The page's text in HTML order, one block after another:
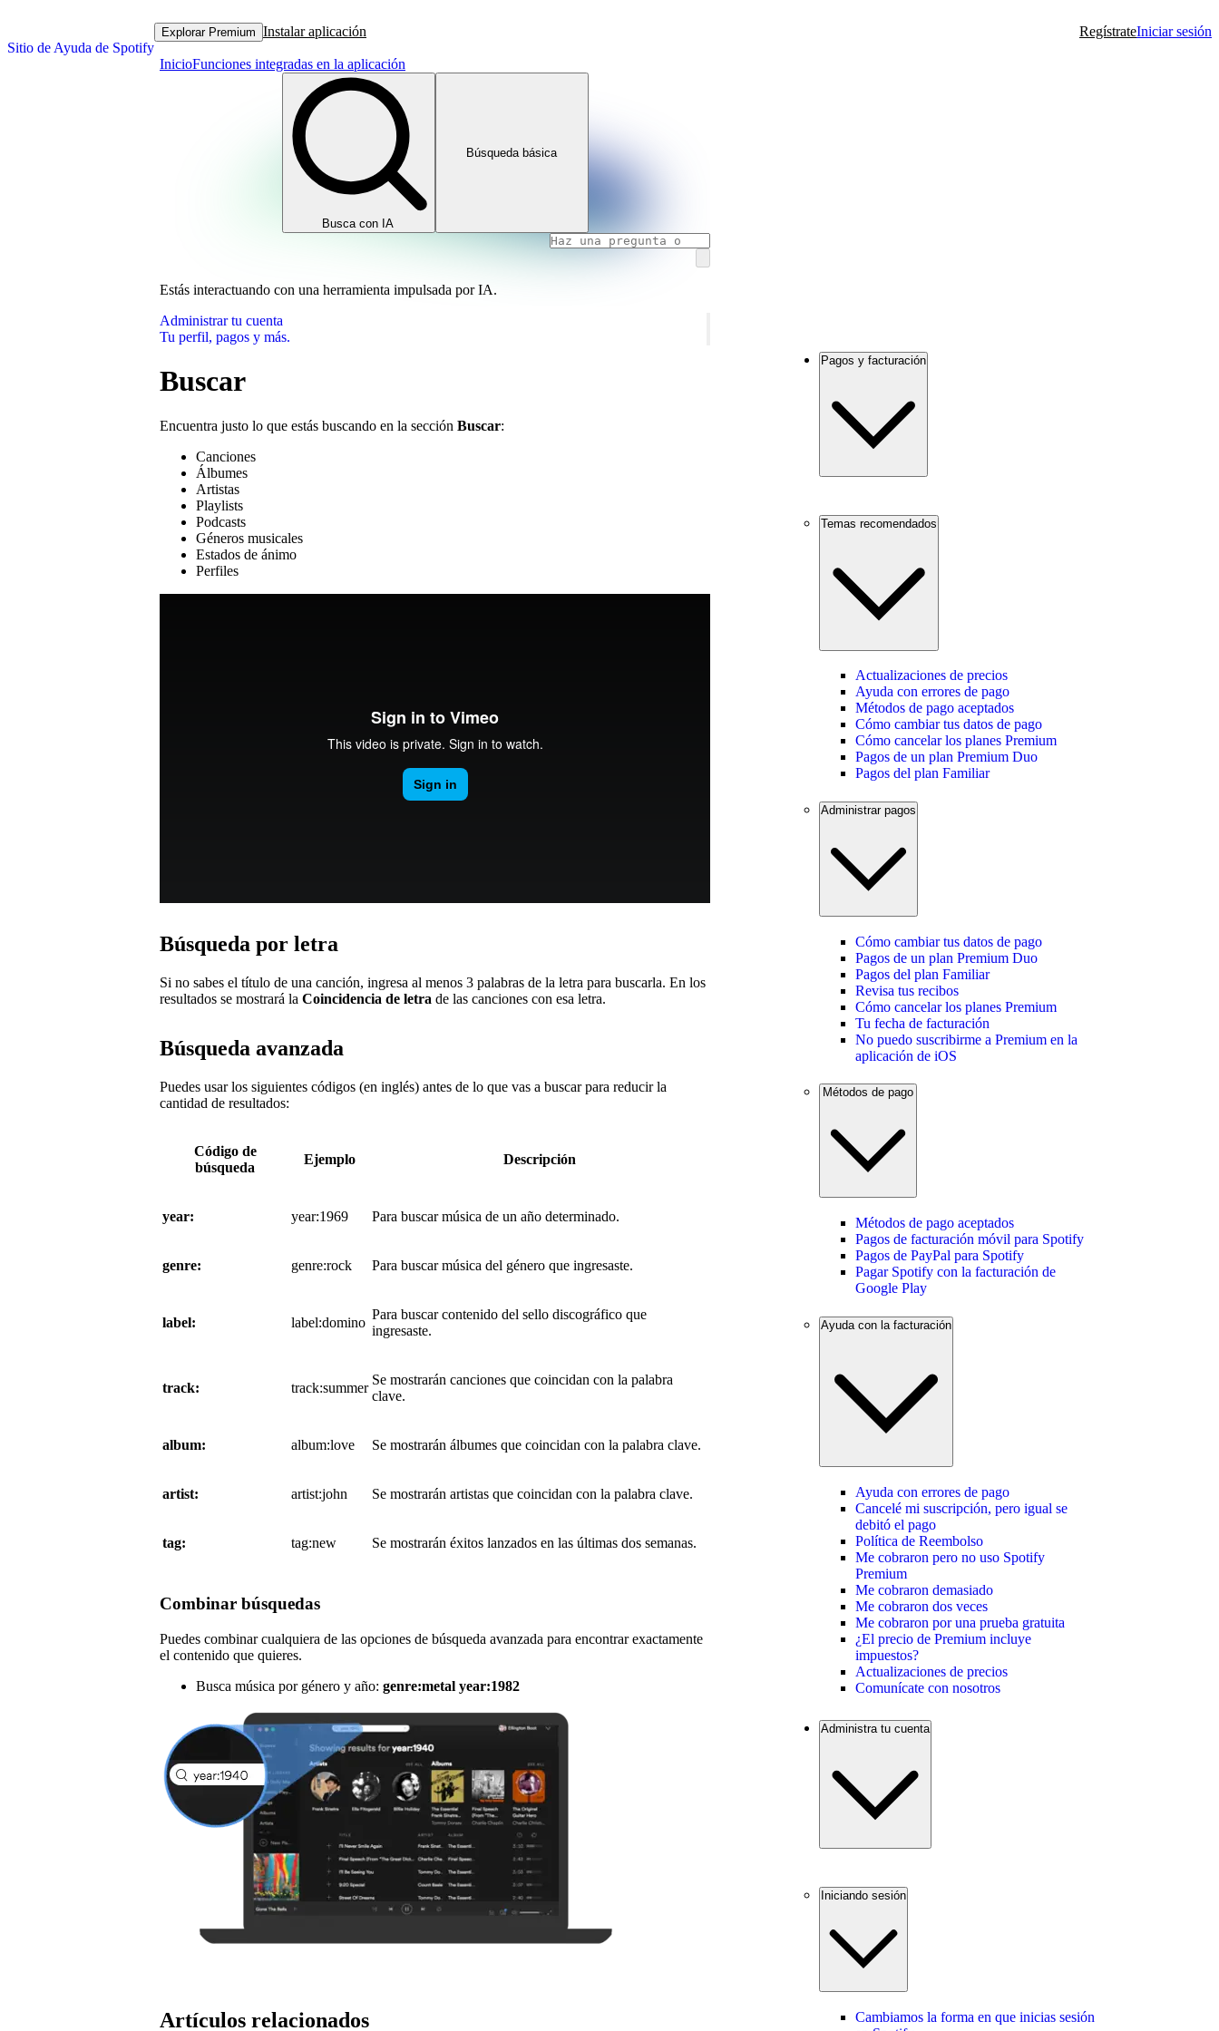
Sitio de Ayuda de Spotify
Explorar Premium Instalar aplicación RegístrateIniciar sesión
InicioFunciones integradas en la aplicación
Busca con IA
Búsqueda básica
Estás interactuando con una herramienta impulsada por IA.
Administrar tu cuenta
Tu perfil, pagos y más.
Buscar
Encuentra justo lo que estás buscando en la sección Buscar:
Canciones
Álbumes
Artistas
Playlists
Podcasts
Géneros musicales
Estados de ánimo
Perfiles
Búsqueda por letra
Si no sabes el título de una canción, ingresa al menos 3 palabras de la letra para buscarla. En los
resultados se mostrará la Coincidencia de letra de las canciones con esa letra.
Búsqueda avanzada
Puedes usar los siguientes códigos (en inglés) antes de lo que vas a buscar para reducir la
cantidad de resultados:
Código de
búsqueda
Ejemplo Descripción
year: year:1969 Para buscar música de un año determinado.
genre: genre:rock Para buscar música del género que ingresaste.
label: label:domino
Para buscar contenido del sello discográfico que
ingresaste.
track: track:summer
Se mostrarán canciones que coincidan con la palabra
clave.
album: album:love Se mostrarán álbumes que coincidan con la palabra clave.
artist: artist:john Se mostrarán artistas que coincidan con la palabra clave.
tag: tag:new Se mostrarán éxitos lanzados en las últimas dos semanas.
Combinar búsquedas
Puedes combinar cualquiera de las opciones de búsqueda avanzada para encontrar exactamente
el contenido que quieres.
Busca música por género y año: genre:metal year:1982
Artículos relacionados
Pagos y facturación
Temas recomendados
Actualizaciones de precios
Ayuda con errores de pago
Métodos de pago aceptados
Cómo cambiar tus datos de pago
Cómo cancelar los planes Premium
Pagos de un plan Premium Duo
Pagos del plan Familiar
Administrar pagos
Cómo cambiar tus datos de pago
Pagos de un plan Premium Duo
Pagos del plan Familiar
Revisa tus recibos
Cómo cancelar los planes Premium
Tu fecha de facturación
No puedo suscribirme a Premium en la
aplicación de iOS
Métodos de pago aceptados
Pagos de facturación móvil para Spotify
Pagos de PayPal para Spotify
Pagar Spotify con la facturación de
Google Play
Ayuda con la facturación
Ayuda con errores de pago
Cancelé mi suscripción, pero igual se
debitó el pago
Política de Reembolso
Me cobraron pero no uso Spotify
Premium
Me cobraron demasiado
Me cobraron dos veces
Me cobraron por una prueba gratuita
¿El precio de Premium incluye
impuestos?
Actualizaciones de precios
Comunícate con nosotros
Administra tu cuenta
Iniciando sesión
Cambiamos la forma en que inicias sesión